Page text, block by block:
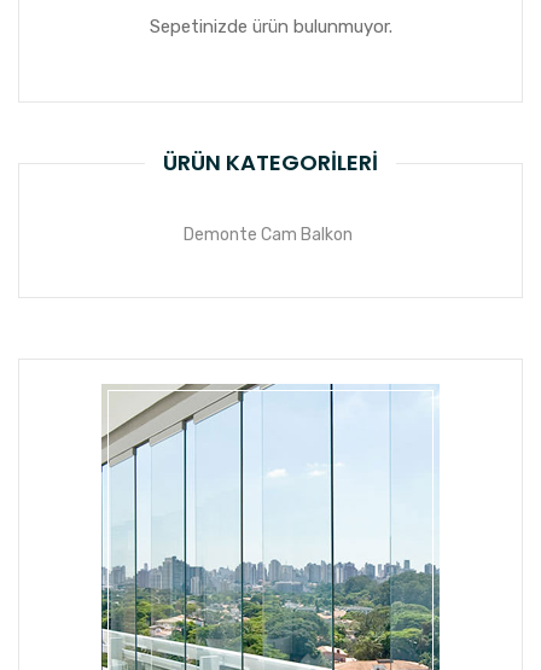
Sepetinizde ürün bulunmuyor.
ÜRÜN KATEGORILERI
Demonte Cam Balkon